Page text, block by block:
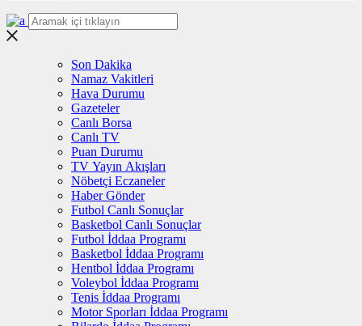
Son Dakika
Namaz Vakitleri
Hava Durumu
Gazeteler
Canlı Borsa
Canlı TV
Puan Durumu
TV Yayın Akışları
Nöbetçi Eczaneler
Haber Gönder
Futbol Canlı Sonuçlar
Basketbol Canlı Sonuçlar
Futbol İddaa Programı
Basketbol İddaa Programı
Hentbol İddaa Programı
Voleybol İddaa Programı
Tenis İddaa Programı
Motor Sporları İddaa Programı